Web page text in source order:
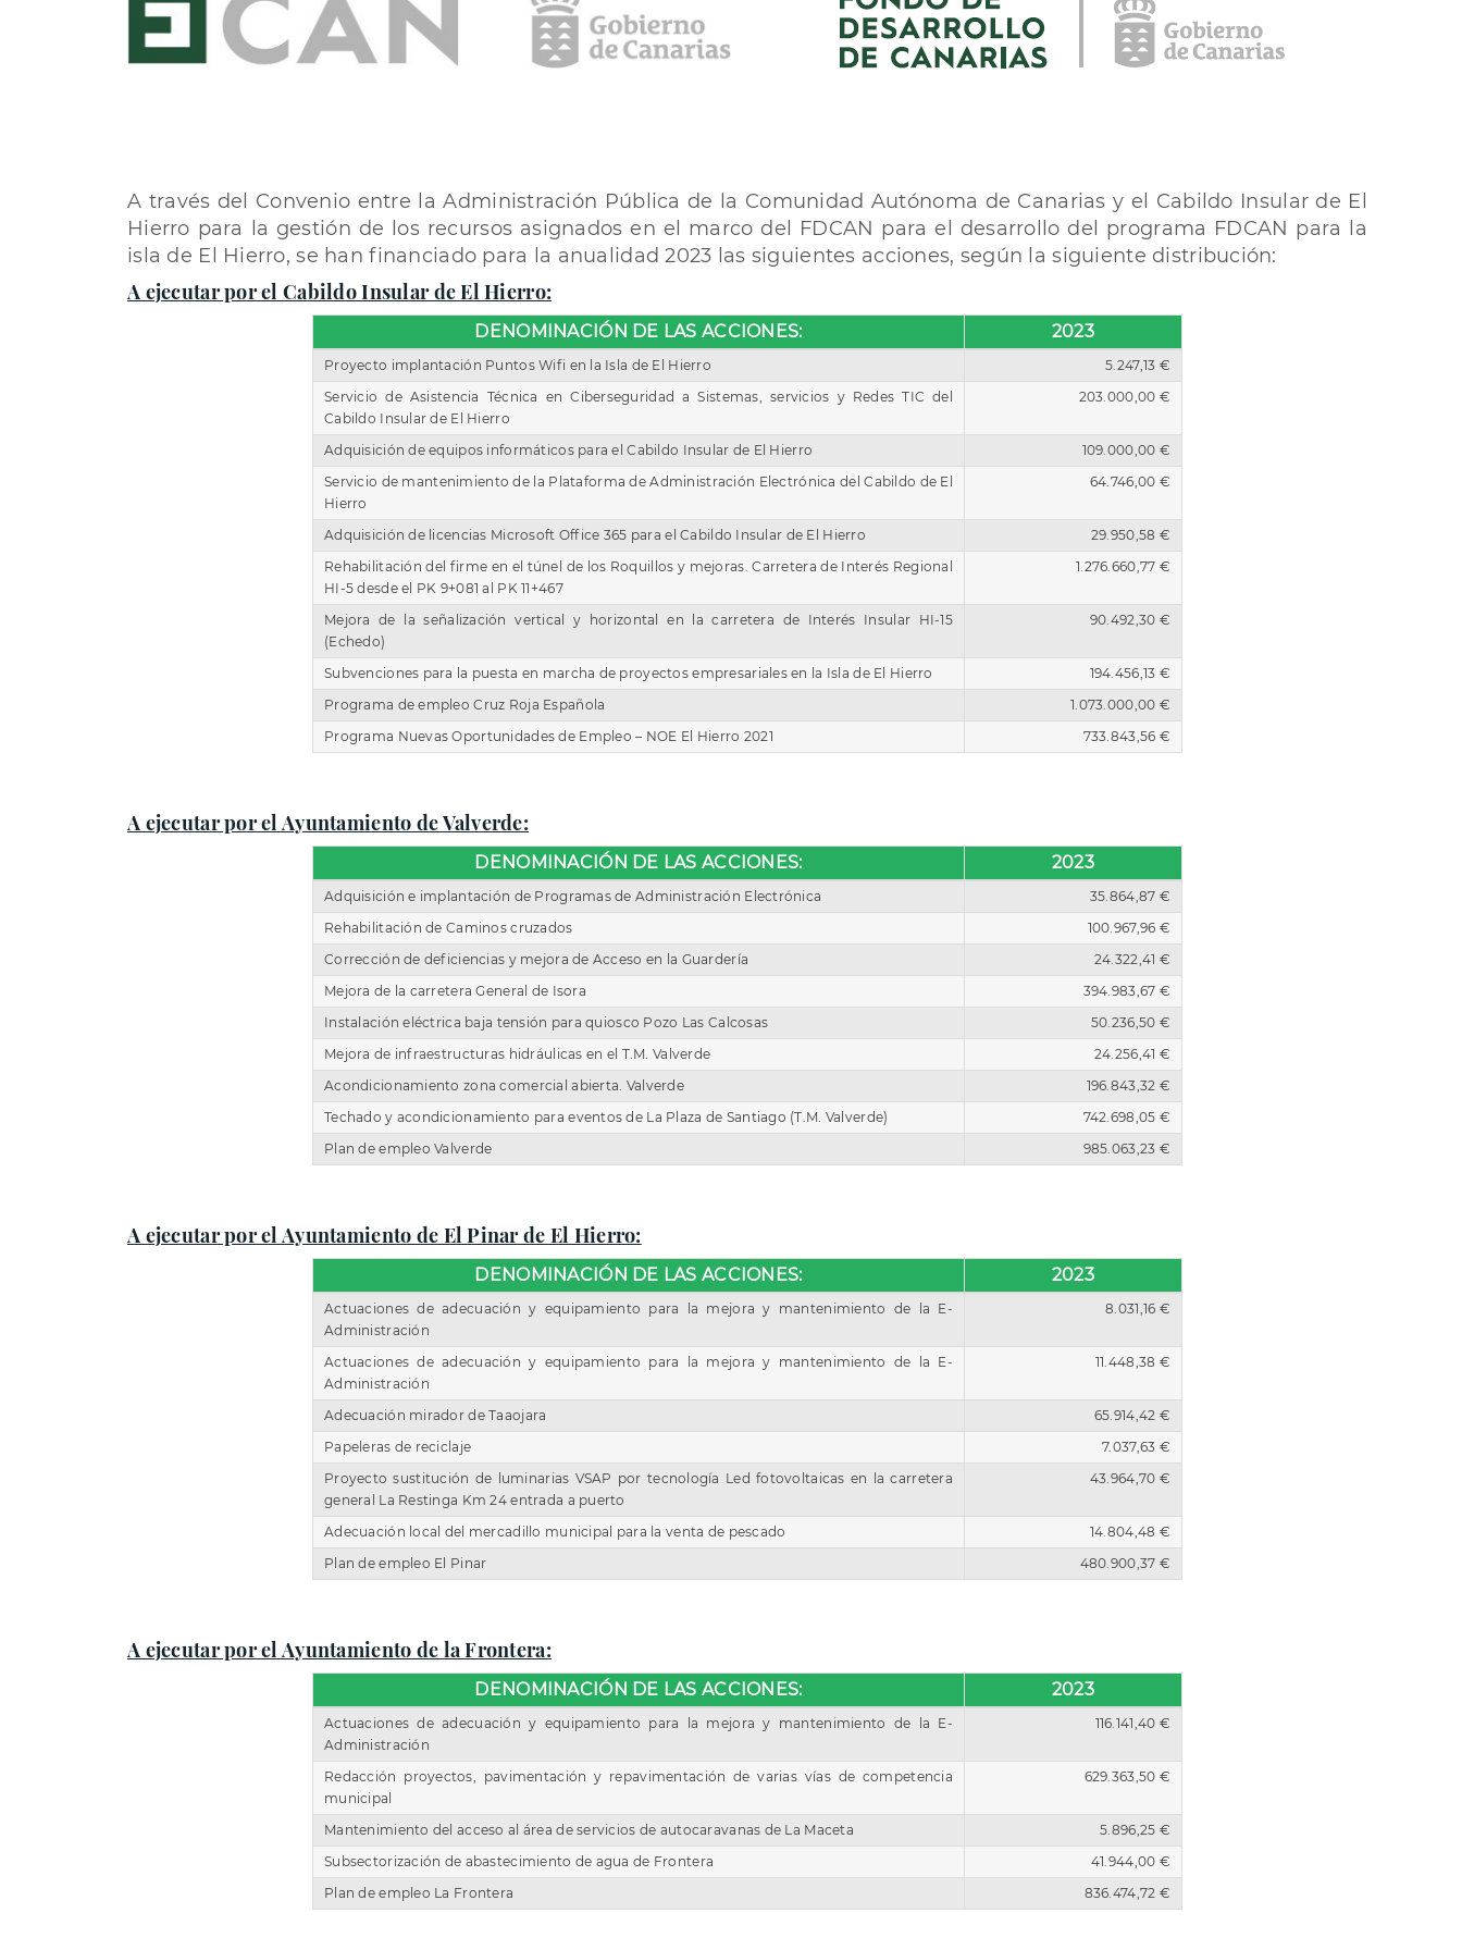
A través del Convenio entre la Administración Pública de la Comunidad Autónoma de Canarias y el Cabildo Insular de El
Hierro para la gestión de los recursos asignados en el marco del FDCAN para el desarrollo del programa FDCAN para la
isla de El Hierro, se han financiado para la anualidad 2023 las siguientes acciones, según la siguiente distribución:
A ejecutar por el Cabildo Insular de El Hierro:
DENOMINACIÓN DE LAS ACCIONES: 2023
Proyecto implantación Puntos Wifi en la Isla de El Hierro
5.247,13 €
Servicio de Asistencia Técnica en Ciberseguridad a Sistemas, servicios y Redes TIC del
Cabildo Insular de El Hierro
203.000,00 €
Adquisición de equipos informáticos para el Cabildo Insular de El Hierro
109.000,00 €
Servicio de mantenimiento de la Plataforma de Administración Electrónica del Cabildo de El
Hierro
64.746,00 €
Adquisición de licencias Microsoft Office 365 para el Cabildo Insular de El Hierro
29.950,58 €
Rehabilitación del firme en el túnel de los Roquillos y mejoras. Carretera de Interés Regional
HI-5 desde el PK 9+081 al PK 11+467
1.276.660,77 €
Mejora de la señalización vertical y horizontal en la carretera de Interés Insular HI-15
(Echedo)
90.492,30 €
Subvenciones para la puesta en marcha de proyectos empresariales en la Isla de El Hierro
194.456,13 €
Programa de empleo Cruz Roja Española
1.073.000,00 €
Programa Nuevas Oportunidades de Empleo – NOE El Hierro 2021
733.843,56 €
A ejecutar por el Ayuntamiento de Valverde:
DENOMINACIÓN DE LAS ACCIONES: 2023
Adquisición e implantación de Programas de Administración Electrónica
35.864,87 €
Rehabilitación de Caminos cruzados
100.967,96 €
Corrección de deficiencias y mejora de Acceso en la Guardería
24.322,41 €
Mejora de la carretera General de Isora
394.983,67 €
Instalación eléctrica baja tensión para quiosco Pozo Las Calcosas
50.236,50 €
Mejora de infraestructuras hidráulicas en el T.M. Valverde
24.256,41 €
Acondicionamiento zona comercial abierta. Valverde
196.843,32 €
Techado y acondicionamiento para eventos de La Plaza de Santiago (T.M. Valverde)
742.698,05 €
Plan de empleo Valverde
985.063,23 €
A ejecutar por el Ayuntamiento de El Pinar de El Hierro:
DENOMINACIÓN DE LAS ACCIONES: 2023
Actuaciones de adecuación y equipamiento para la mejora y mantenimiento de la E-
Administración
8.031,16 €
Actuaciones de adecuación y equipamiento para la mejora y mantenimiento de la E-
Administración
11.448,38 €
Adecuación mirador de Taaojara
65.914,42 €
Papeleras de reciclaje
7.037,63 €
Proyecto sustitución de luminarias VSAP por tecnología Led fotovoltaicas en la carretera
general La Restinga Km 24 entrada a puerto
43.964,70 €
Adecuación local del mercadillo municipal para la venta de pescado
14.804,48 €
Plan de empleo El Pinar
480.900,37 €
A ejecutar por el Ayuntamiento de la Frontera:
DENOMINACIÓN DE LAS ACCIONES: 2023
Actuaciones de adecuación y equipamiento para la mejora y mantenimiento de la E-
Administración
116.141,40 €
Redacción proyectos, pavimentación y repavimentación de varias vías de competencia
municipal
629.363,50 €
Mantenimiento del acceso al área de servicios de autocaravanas de La Maceta
5.896,25 €
Subsectorización de abastecimiento de agua de Frontera
41.944,00 €
Plan de empleo La Frontera
836.474,72 €